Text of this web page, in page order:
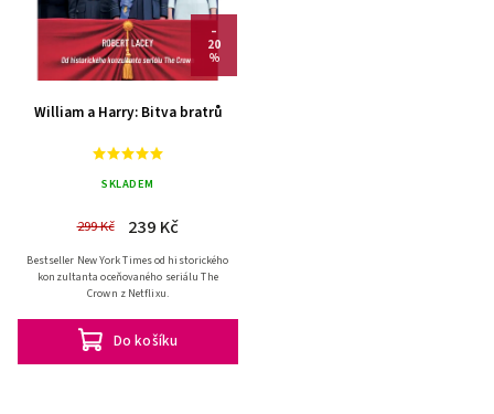
–
20
%
William a Harry: Bitva bratrů
SKLADEM
299 Kč 239 Kč
Do košíku
Bestseller New York Times od historického
konzultanta oceňovaného seriálu The
Crown z Netflixu.